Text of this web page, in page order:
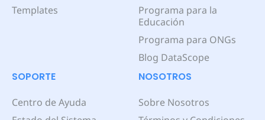
Templates
Programa para la
Educación
Programa para ONGs
Blog DataScope
SOPORTE
Centro de Ayuda
NOSOTROS
Sobre Nosotros